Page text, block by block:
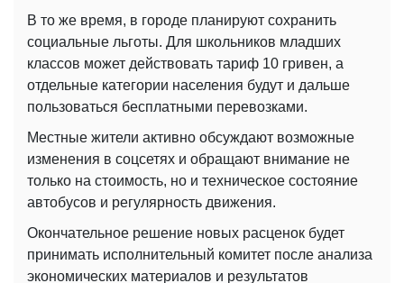
В то же время, в городе планируют сохранить
социальные льготы. Для школьников младших
классов может действовать тариф 10 гривен, а
отдельные категории населения будут и дальше
пользоваться бесплатными перевозками.
Местные жители активно обсуждают возможные
изменения в соцсетях и обращают внимание не
только на стоимость, но и техническое состояние
автобусов и регулярность движения.
Окончательное решение новых расценок будет
принимать исполнительный комитет после анализа
экономических материалов и результатов